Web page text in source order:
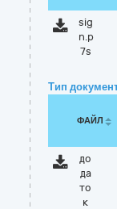
sig
n.p
7s
Тип
ФАЙЛ
до
да
то
к